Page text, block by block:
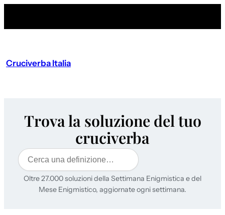
Cruciverba Italia
Trova la soluzione del tuo
cruciverba
Cerca
Oltre 27.000 soluzioni della Settimana Enigmistica e del
Mese Enigmistico, aggiornate ogni settimana.